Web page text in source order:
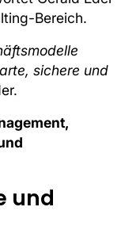
Bereich.
sichere und
und